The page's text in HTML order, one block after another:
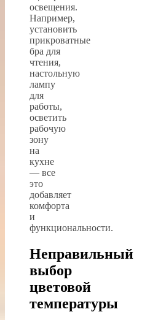
освещения.
Например,
установить
прикроватные
бра для
чтения,
настольную
лампу
для
работы,
осветить
рабочую
зону
на
кухне
— все
это
добавляет
комфорта
и
функциональности.
Неправильный
выбор
цветовой
температуры